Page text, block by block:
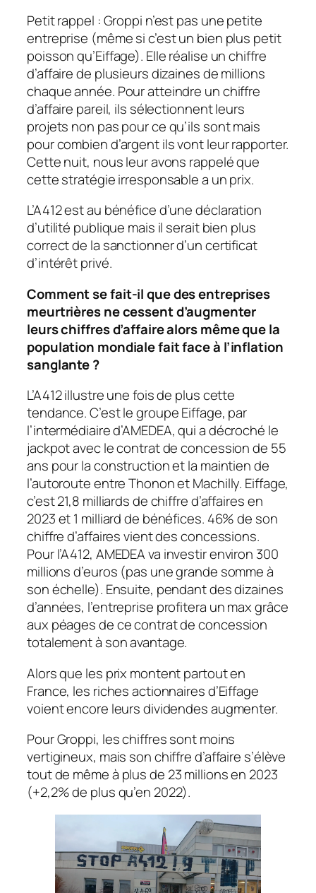
Petit rappel : Groppi n’est pas une petite
entreprise (même si c’est un bien plus petit
poisson qu’Eiffage). Elle réalise un chiffre
d’affaire de plusieurs dizaines de millions
chaque année. Pour atteindre un chiffre
d’affaire pareil, ils sélectionnent leurs
projets non pas pour ce qu’ils sont mais
pour combien d’argent ils vont leur rapporter.
Cette nuit, nous leur avons rappelé que
cette stratégie irresponsable a un prix.
L’A412 est au bénéfice d’une déclaration
d’utilité publique mais il serait bien plus
correct de la sanctionner d’un certificat
d’intérêt privé.
Comment se fait-il que des entreprises
meurtrières ne cessent d’augmenter
leurs chiffres d’affaire alors même que la
population mondiale fait face à l’inflation
sanglante ?
L’A412 illustre une fois de plus cette
tendance. C’est le groupe Eiffage, par
l’intermédiaire d’AMEDEA, qui a décroché le
jackpot avec le contrat de concession de 55
ans pour la construction et la maintien de
l’autoroute entre Thonon et Machilly. Eiffage,
c’est 21,8 milliards de chiffre d’affaires en
2023 et 1 milliard de bénéfices. 46% de son
chiffre d’affaires vient des concessions.
Pour l’A412, AMEDEA va investir environ 300
millions d’euros (pas une grande somme à
son échelle). Ensuite, pendant des dizaines
d’années, l’entreprise profitera un max grâce
aux péages de ce contrat de concession
totalement à son avantage.
Alors que les prix montent partout en
France, les riches actionnaires d’Eiffage
voient encore leurs dividendes augmenter.
Pour Groppi, les chiffres sont moins
vertigineux, mais son chiffre d’affaire s’élève
tout de même à plus de 23 millions en 2023
(+2,2% de plus qu’en 2022).